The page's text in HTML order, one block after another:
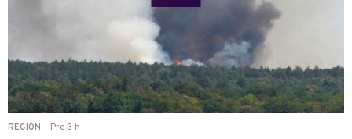
REGION Pre 3 h